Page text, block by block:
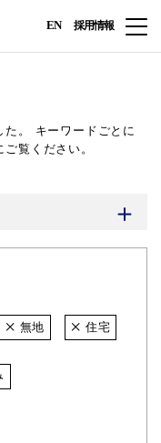
EN 採用情報
。
キーワードごとに
覧ください。
無地 住宅